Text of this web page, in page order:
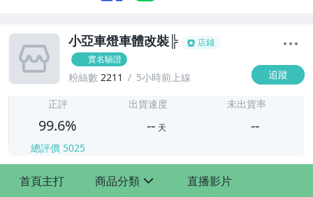
小亞車燈車體改裝╠
店鋪
實名驗證
粉絲數 2211 5小時前上線 追蹤
正評
99.6%
總評價 5025
出貨速度
-- 天
未出貨率
--
首頁主打 商品分類 直播影片